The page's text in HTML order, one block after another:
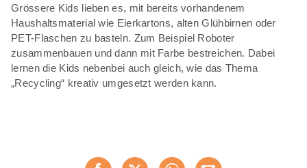
Grössere Kids lieben es, mit bereits vorhandenem
Haushaltsmaterial wie Eierkartons, alten Glühbirnen oder
PET-Flaschen zu basteln. Zum Beispiel Roboter
zusammenbauen und dann mit Farbe bestreichen. Dabei
lernen die Kids nebenbei auch gleich, wie das Thema
„Recycling“ kreativ umgesetzt werden kann.